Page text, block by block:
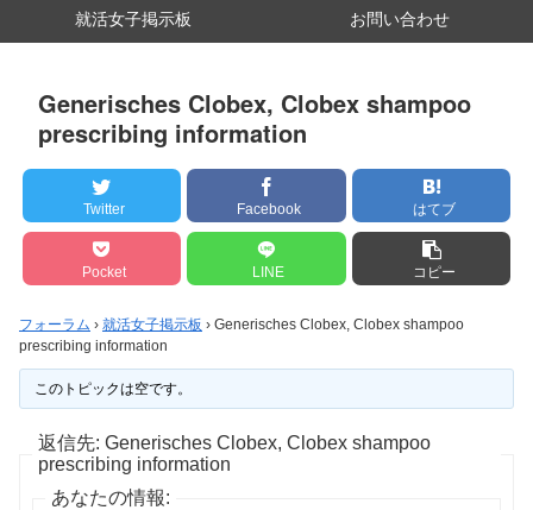
就活女子掲示板 お問い合わせ
Generisches Clobex, Clobex shampoo
prescribing information
Twitter Facebook はてブ
Pocket LINE コピー
フォーラム › 就活女子掲示板 › Generisches Clobex, Clobex shampoo
prescribing information
このトピックは空です。
返信先: Generisches Clobex, Clobex shampoo
prescribing information
あなたの情報: